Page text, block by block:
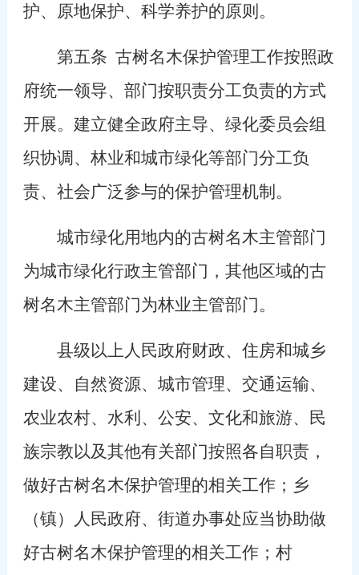
护、原地保护、科学养护的原则。
第五条 古树名木保护管理工作按照政
府统一领导、部门按职责分工负责的方式
开展。建立健全政府主导、绿化委员会组
织协调、林业和城市绿化等部门分工负
责、社会广泛参与的保护管理机制。
城市绿化用地内的古树名木主管部门
为城市绿化行政主管部门，其他区域的古
树名木主管部门为林业主管部门。
县级以上人民政府财政、住房和城乡
建设、自然资源、城市管理、交通运输、
农业农村、水利、公安、文化和旅游、民
族宗教以及其他有关部门按照各自职责，
做好古树名木保护管理的相关工作；乡
（镇）人民政府、街道办事处应当协助做
好古树名木保护管理的相关工作；村